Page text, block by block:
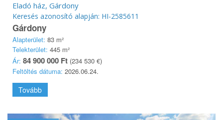
Eladó ház, Gárdony
Keresés azonosító alapján: HI-2585611
Gárdony
Alapterület: 83 m²
Telekterület: 445 m²
Ár: 84 900 000 Ft (234 530 €)
Feltöltés dátuma: 2026.06.24.
Tovább